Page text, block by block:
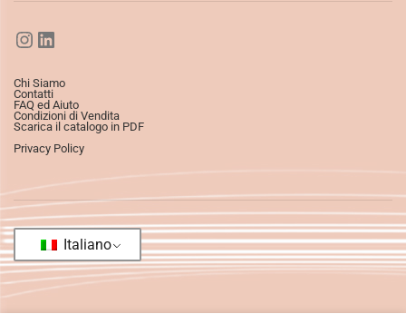
Chi Siamo
Contatti
FAQ ed Aiuto
Condizioni di Vendita
Scarica il catalogo in PDF
Privacy Policy
Italiano